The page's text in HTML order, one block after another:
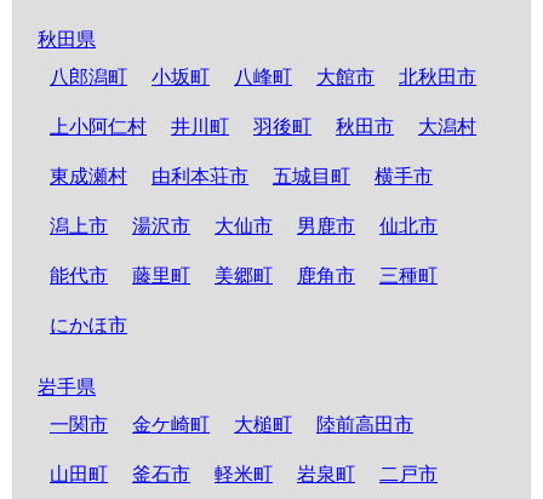
秋田県
八郎潟町
小坂町 八峰町 大館市 北秋田市
上小阿仁村 井川町 羽後町 秋田市 大潟村
東成瀬村 由利本荘市 五城目町 横手市
潟上市 湯沢市 大仙市 男鹿市 仙北市
能代市 藤里町 美郷町 鹿角市 三種町
にかほ市
岩手県
一関市
金ケ崎町 大槌町 陸前高田市
山田町 釜石市 軽米町 岩泉町 二戸市